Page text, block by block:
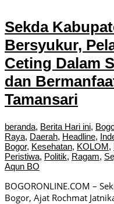
Sekda
Bersyukur,
Ceting Dalam
dan
Tamansari
beranda, Berita Hari ini,
Raya, Daerah, Headline,
Bogor, Kesehatan, KOLOM,
Peristiwa, Politik, Ragam,
Aqun BO
BOGORONLINE.COM –
Bogor, Ajat Rochmat